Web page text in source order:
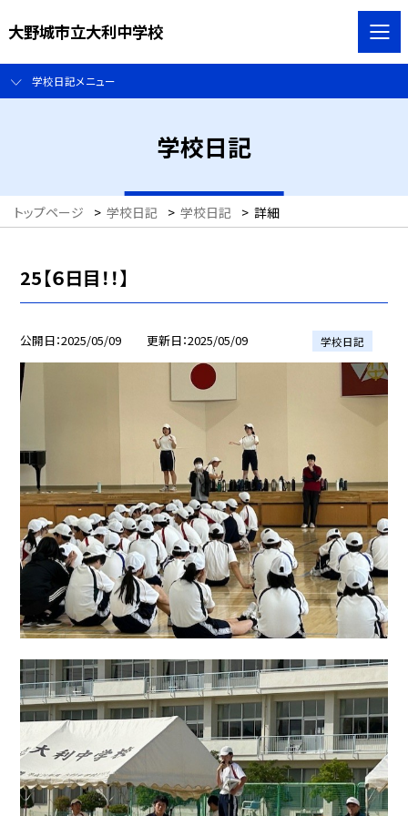
大野城市立大利中学校
学校日記メニュー
学校日記
トップページ > 学校日記 > 学校日記 > 詳細
25【６日目！！】
公開日 2025/05/09 更新日 2025/05/09 学校日記